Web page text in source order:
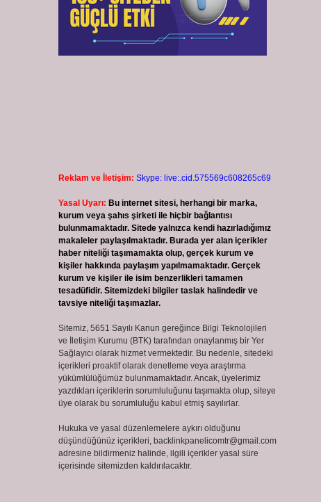
Reklam ve İletişim: Skype: live:.cid.575569c608265c69
Yasal Uyarı: Bu internet sitesi, herhangi bir marka,
kurum veya şahıs şirketi ile hiçbir bağlantısı
bulunmamaktadır. Sitede yalnızca kendi hazırladığımız
makaleler paylaşılmaktadır. Burada yer alan içerikler
haber niteliği taşımamakta olup, gerçek kurum ve
kişiler hakkında paylaşım yapılmamaktadır. Gerçek
kurum ve kişiler ile isim benzerlikleri tamamen
tesadüfidir. Sitemizdeki bilgiler taslak halindedir ve
tavsiye niteliği taşımazlar.
Sitemiz, 5651 Sayılı Kanun gereğince Bilgi Teknolojileri
ve İletişim Kurumu (BTK) tarafından onaylanmış bir Yer
Sağlayıcı olarak hizmet vermektedir. Bu nedenle, sitedeki
içerikleri proaktif olarak denetleme veya araştırma
yükümlülüğümüz bulunmamaktadır. Ancak, üyelerimiz
yazdıkları içeriklerin sorumluluğunu taşımakta olup, siteye
üye olarak bu sorumluluğu kabul etmiş sayılırlar.
Hukuka ve yasal düzenlemelere aykırı olduğunu
düşündüğünüz içerikleri, backlinkpanelicomtr@gmail.com
adresine bildirmeniz halinde, ilgili içerikler yasal süre
içerisinde sitemizden kaldırılacaktır.